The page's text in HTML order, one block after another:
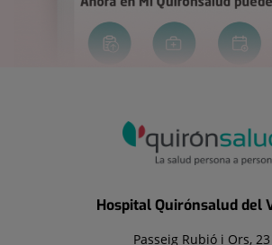
Hospital Quirónsalud del
Passeig Rubió i Ors, 23